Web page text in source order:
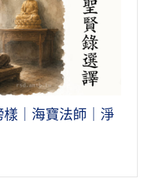
｜海寶法師｜淨